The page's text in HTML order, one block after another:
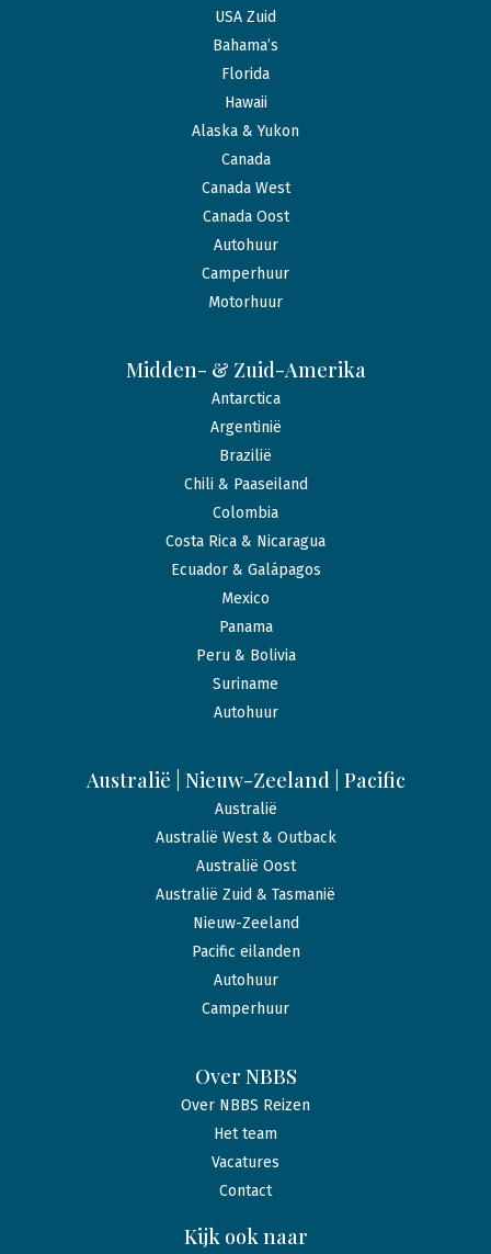
USA Zuid
Bahama’s
Florida
Hawaii
Alaska & Yukon
Canada
Canada West
Canada Oost
Autohuur
Camperhuur
Motorhuur
Midden- & Zuid-Amerika
Antarctica
Argentinië
Brazilië
Chili & Paaseiland
Colombia
Costa Rica & Nicaragua
Ecuador & Galápagos
Mexico
Panama
Peru & Bolivia
Suriname
Autohuur
Australië | Nieuw-Zeeland | Pacific
Australië
Australië West & Outback
Australië Oost
Australië Zuid & Tasmanië
Nieuw-Zeeland
Pacific eilanden
Autohuur
Camperhuur
Over NBBS
Over NBBS Reizen
Het team
Vacatures
Contact
Kijk ook naar